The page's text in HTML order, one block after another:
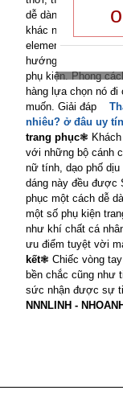
dễ dàng kết hợp
khác nhau.
elements 5572655
hướng thời trang
phụ kiện. Phong
hàng lựa chọn nó
muốn. Giải đáp
nhiêu? ở đâu uy
trang phục❃ Khách
với những bộ cánh
nữ tính, dạo phố
dáng này đều được
phục một cách dễ
một số phụ kiện
như khí chất cá
ưu điểm tuyệt vời
kết❃ Chiếc vòng
bền chắc cũng như
sức nhận được sự
NNNLINH -